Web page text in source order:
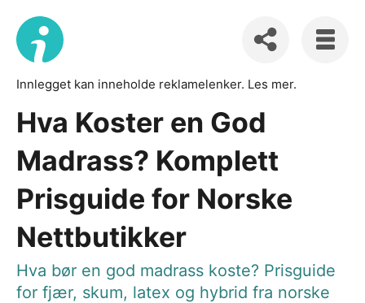
Innlegget kan inneholde reklamelenker. Les mer.
Hva Koster en God
Madrass? Komplett
Prisguide for Norske
Nettbutikker
Hva bør en god madrass koste? Prisguide
for fjær, skum, latex og hybrid fra norske